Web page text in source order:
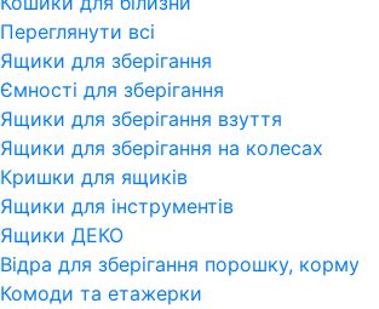
Переглянути всi
Ящики для зберігання
Ємності для зберігання
Ящики для зберігання взуття
Ящики для зберігання на колесах
Кришки для ящиків
Ящики для інструментів
Ящики ДЕКО
Відра для зберігання порошку, корму
Комоди та етажерки